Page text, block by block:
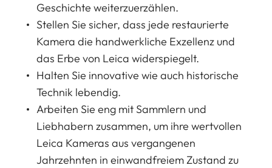
Geschichte weiterzuerzählen.
Stellen Sie sicher, dass jede restaurierte
Kamera die handwerkliche Exzellenz und
das Erbe von Leica widerspiegelt.
Halten Sie innovative wie auch historische
Technik lebendig.
Arbeiten Sie eng mit Sammlern und
Liebhabern zusammen, um ihre wertvollen
Leica Kameras aus vergangenen
Jahrzehnten in einwandfreiem Zustand zu